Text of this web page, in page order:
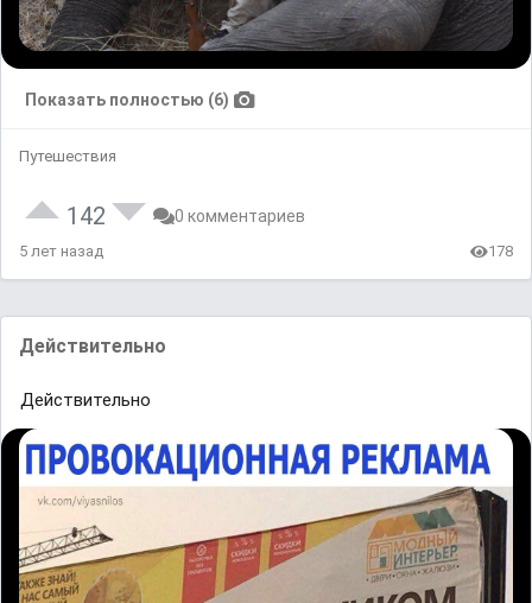
Показать полностью (6)
Путешествия
142 0 комментариев
5 лет назад 178
Действительно
Действительно